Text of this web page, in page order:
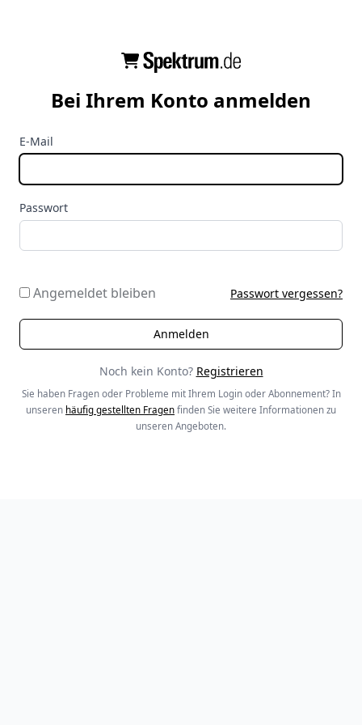
Bei Ihrem Konto anmelden
E-Mail
Passwort
Angemeldet bleiben Passwort vergessen?
Noch kein Konto? Registrieren
Sie haben Fragen oder Probleme mit Ihrem Login oder Abonnement? In
unseren häufig gestellten Fragen finden Sie weitere Informationen zu
unseren Angeboten.